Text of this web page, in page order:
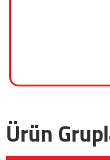
Ürün